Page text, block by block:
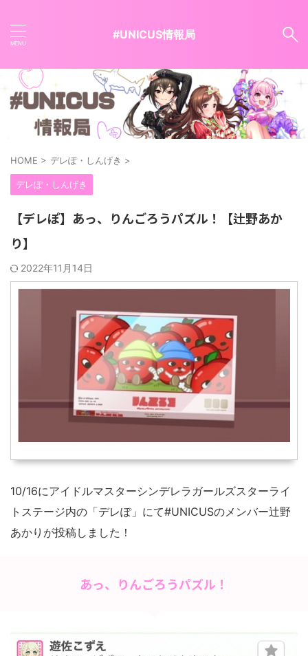
#UNICUS情報局
HOME > デレぽ・しんげき >
デレぽ・しんげき
【デレぽ】あっ、りんごろうパズル！【辻野あか
り】
2022年11月14日
10/16にアイドルマスターシンデレラガールズスターライ
トステージ内の「デレぽ」にて#UNICUSのメンバー辻野
あかりが投稿しました！
あっ、りんごろうパズル！